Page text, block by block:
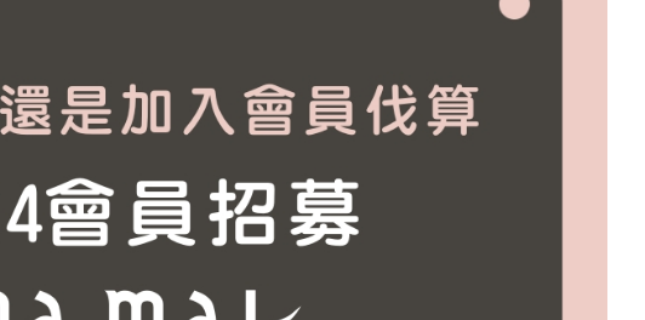
不一樣, 改善頭皮屑,蔫弄清楚...你的皮屑是哪一種?
的,錯誤的洗髮精,錯誤的洗髮方式,讓頭皮失衡...
脂漏性皮膚炎原因很多,找出真正原因才能解決問題!
嗎？停留真的沒問題嗎？